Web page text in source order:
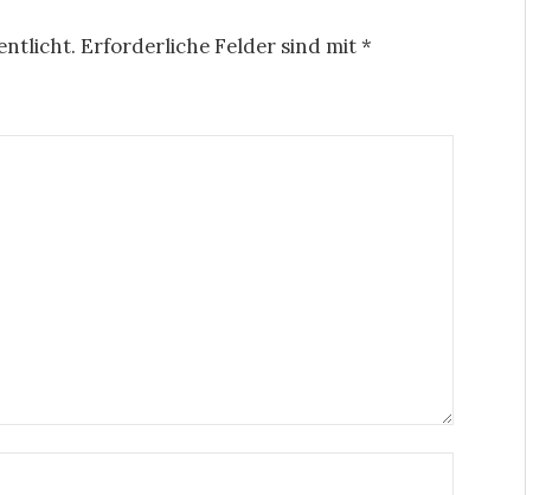
Erforderliche Felder sind mit*